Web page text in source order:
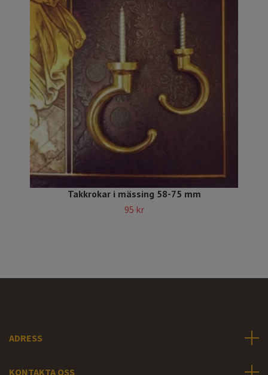
Takkrokar i mässing 58-75 mm
95 kr
ADRESS
KONTAKTA OSS